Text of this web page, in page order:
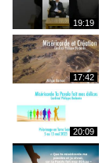
19:19
17:42
20:09